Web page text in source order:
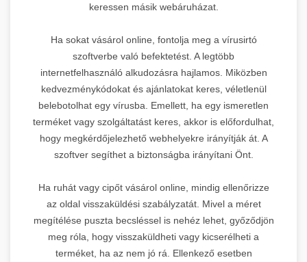
keressen másik webáruházat.
Ha sokat vásárol online, fontolja meg a vírusirtó
szoftverbe való befektetést. A legtöbb
internetfelhasználó alkudozásra hajlamos. Miközben
kedvezménykódokat és ajánlatokat keres, véletlenül
belebotolhat egy vírusba. Emellett, ha egy ismeretlen
terméket vagy szolgáltatást keres, akkor is előfordulhat,
hogy megkérdőjelezhető webhelyekre irányítják át. A
szoftver segíthet a biztonságba irányítani Önt.
Ha ruhát vagy cipőt vásárol online, mindig ellenőrizze
az oldal visszaküldési szabályzatát. Mivel a méret
megítélése puszta becsléssel is nehéz lehet, győződjön
meg róla, hogy visszaküldheti vagy kicserélheti a
terméket, ha az nem jó rá. Ellenkező esetben